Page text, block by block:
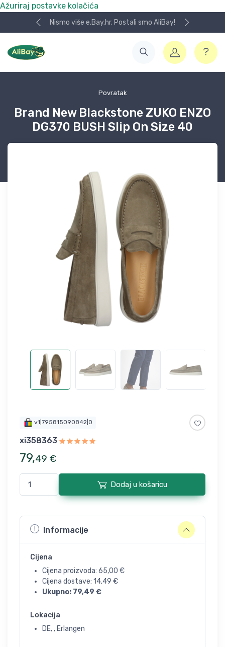
Ažuriraj postavke kolačića
Nismo više e.Bay.hr. Postali smo AliBay!
Povratak
Brand New Blackstone ZUKO ENZO
DG370 BUSH Slip On Size 40
v1|795815090842|0
xi358363
79,49 €
Dodaj u košaricu
Informacije
Cijena
Cijena proizvoda: 65,00 €
Cijena dostave: 14,49 €
Ukupno: 79,49 €
Lokacija
DE, , Erlangen